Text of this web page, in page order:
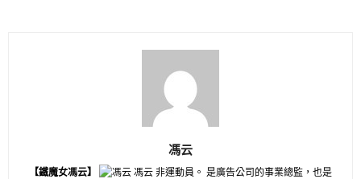
馮云
【鐵魔女馮云】
馮云 非運動員。 是廣告公司的事業總監，也是